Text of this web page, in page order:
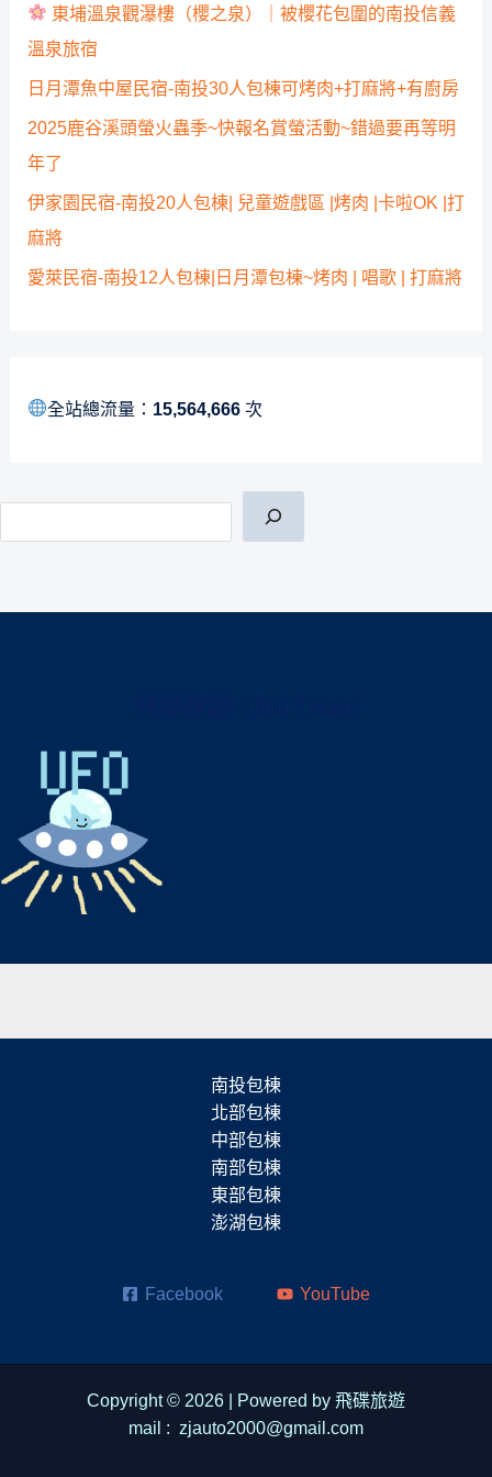
東埔溫泉觀瀑樓（櫻之泉）｜被櫻花包圍的南投信義
溫泉旅宿
日月潭魚中屋民宿-南投30人包棟可烤肉+打麻將+有廚房
2025鹿谷溪頭螢火蟲季~快報名賞螢活動~錯過要再等明
年了
伊家園民宿-南投20人包棟| 兒童遊戲區 |烤肉 |卡啦OK |打
麻將
愛萊民宿-南投12人包棟|日月潭包棟~烤肉 | 唱歌 | 打麻將
全站總流量： 15,564,666次
搜尋
南投包棟
北部包棟
中部包棟
南部包棟
東部包棟
澎湖包棟
Facebook YouTube
Copyright © 2026 | Powered by 飛碟旅遊
mail : zjauto2000@gmail.com